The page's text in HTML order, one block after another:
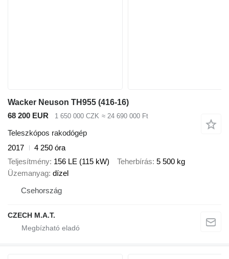
Wacker Neuson TH955 (416-16)
68 200 EUR
1 650 000 CZK ≈ 24 690 000 Ft
Teleszkópos rakodógép
2017
4 250 óra
Teljesítmény 156 LE (115 kW) Teherbírás 5 500 kg
Üzemanyag dízel
Csehország
CZECH M.A.T.